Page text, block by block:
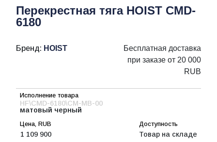
Перекрестная тяга HOIST CMD-
6180
Бренд: HOIST
Бесплатная доставка
при заказе от 20 000
RUB
HF\CMD-6180\CM-MB-00
матовый черный
1 109 900 Товар на складе